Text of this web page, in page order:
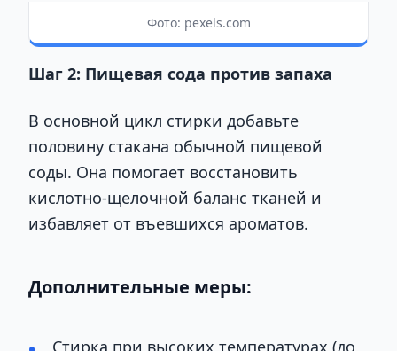
Фото: pexels.com
Шаг 2: Пищевая сода против запаха
В основной цикл стирки добавьте
половину стакана обычной пищевой
соды. Она помогает восстановить
кислотно-щелочной баланс тканей и
избавляет от въевшихся ароматов.
Дополнительные меры:
Стирка при высоких температурах (до